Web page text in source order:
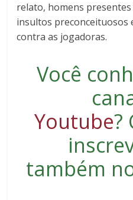
relato, homens
insultos preconceituosos
contra as jogadoras.
Você
Youtube?
também